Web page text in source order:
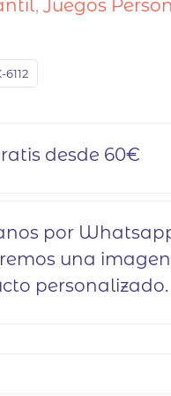
,Juegos
desde 60€
por
una
personalizado.